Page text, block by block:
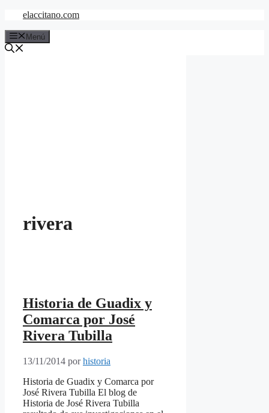
Saltar
contenido
elaccitano.com
Menú
rivera
Historia de Guadix y
Comarca por José
Rivera Tubilla
13/11/2014 porhistoria
Historia de Guadix y Comarca por
José Rivera Tubilla El blog de
Historia de José Rivera Tubilla